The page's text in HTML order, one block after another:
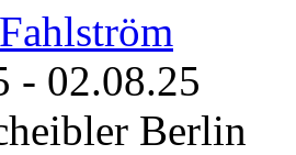
- 02.08.25
Berlin